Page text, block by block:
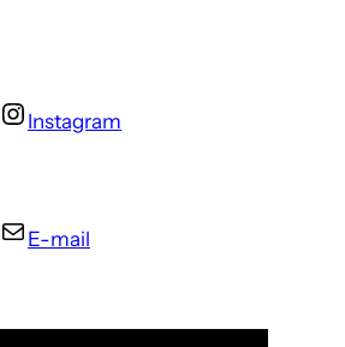
Instagram
E-mail